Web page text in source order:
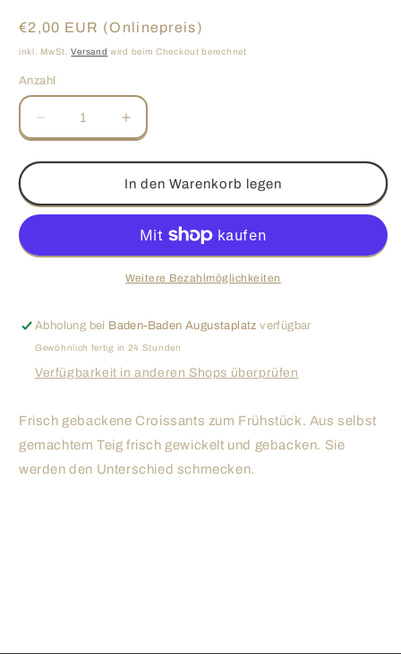
Normaler
Preis
€2,00 EUR (Onlinepreis)
inkl. MwSt.Versand wird beim Checkout berechnet
Anzahl
Verringere
die
Menge
Croissant
Erhöhe
die
Menge
für
Croissant
In den Warenkorb legen
Weitere Bezahlmöglichkeiten
Abholung bei Baden-Baden Augustaplatz verfügbar
Gewöhnlich fertig in 24 Stunden
Verfügbarkeit in anderen Shops überprüfen
Frisch gebackene Croissants zum Frühstück. Aus selbst
gemachtem Teig frisch gewickelt und gebacken. Sie
werden den Unterschied schmecken.